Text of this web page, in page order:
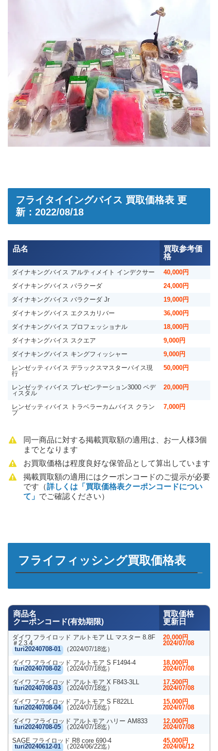
フライタイイングバイス 買取価格表 更
新：2022/08/18
品名
買取参考価
格
ダイナキングバイス アルティメイト インデクサー
40,000円
ダイナキングバイス バラクーダ
24,000円
ダイナキングバイス バラクーダ Jr
19,000円
ダイナキングバイス エクスカリバー
36,000円
ダイナキングバイス プロフェッショナル
18,000円
ダイナキングバイス スクエア
9,000円
ダイナキングバイス キングフィッシャー
9,000円
レンゼッティバイス デラックスマスターバイス現
行
50,000円
レンゼッティバイス プレゼンテーション3000 ペデ
ィスタル
20,000円
レンゼッティバイス トラベラーカムバイス クラン
プ
7,000円
同一商品に対する掲載買取額の適用は、お一人様3個
までとなります
お買取価格は程度良好な保管品として算出しています
掲載買取額の適用にはクーポンコードのご提示が必要
です（詳しくは「買取価格表クーポンコードについ
て」 でご確認ください）
フライフィッシング買取価格表
商品名
クーポンコード(有効期限)
買取価格
更新日
ダイワ フライロッド アルトモア LL マスター 8.8F
＃2.3.4
turi20240708-01
（2024/07/18迄）
20,000円
2024/07/08
ダイワ フライロッド アルトモア S F1494-4
turi20240708-02
（2024/07/18迄）
18,000円
2024/07/08
ダイワ フライロッド アルトモア X F843-3LL
turi20240708-03
（2024/07/18迄）
17,500円
2024/07/08
ダイワ フライロッド アルトモア S F822LL
turi20240708-04
（2024/07/18迄）
15,000円
2024/07/08
ダイワ フライロッド アルトモア ハリー AM833
turi20240708-05
（2024/07/18迄）
12,000円
2024/07/08
SAGE フライロッド R8 core 690-4
turi20240612-01
（2024/06/22迄）
45,000円
2024/06/12